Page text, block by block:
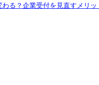
わる？企業受付を見直すメリ